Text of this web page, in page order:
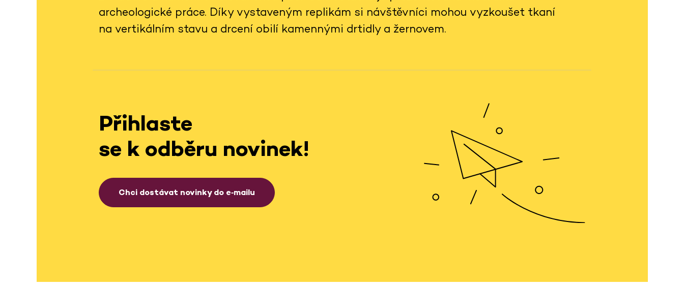
archeologické práce. Díky vystaveným replikám si návštěvníci mohou vyzkoušet tkaní
na vertikálním stavu a drcení obilí kamennými drtidly a žernovem.
Přihlaste
se k odběru novinek!
Chci dostávat novinky do e‑mailu